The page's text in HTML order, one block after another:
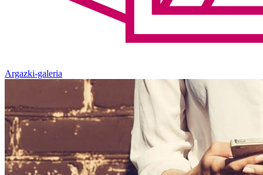
Argazki-galeria